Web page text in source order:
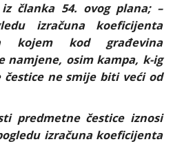
članka 54. ovog plana; –
izračuna koeficijenta
kojem kod građevina
namjene, osim kampa, k-ig
čestice ne smije biti veći od
predmetne čestice iznosi
izračuna koeficijenta